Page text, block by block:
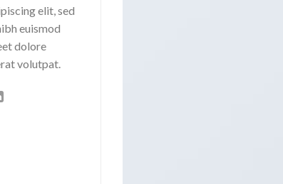
elit, sed
euismod
dolore
volutpat.